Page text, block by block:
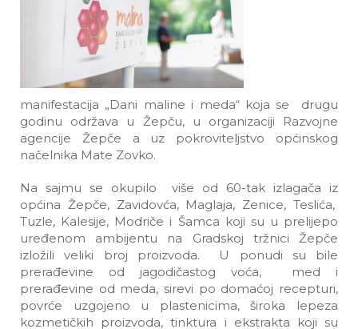
manifestacija „Dani maline i meda“ koja se drugu
godinu održava u Žepču, u organizaciji Razvojne
agencije Žepče a uz pokroviteljstvo općinskog
načelnika Mate Zovko.
Na sajmu se okupilo više od 60-tak izlagača iz
općina Žepče, Zavidovća, Maglaja, Zenice, Teslića,
Tuzle, Kalesije, Modriče i Šamca koji su u prelijepo
uređenom ambijentu na Gradskoj tržnici Žepče
izložili veliki broj proizvoda. U ponudi su bile
prerađevine od jagodičastog voća, med i
prerađevine od meda, sirevi po domaćoj recepturi,
povrće uzgojeno u plastenicima, široka lepeza
kozmetičkih proizvoda, tinktura i ekstrakta koji su